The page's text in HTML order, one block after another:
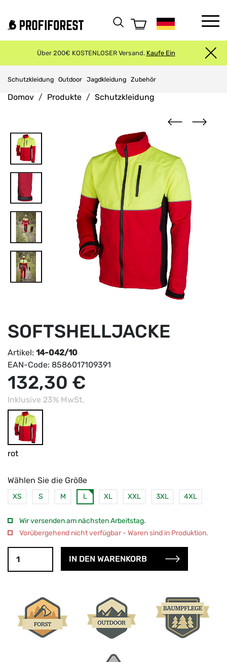
Über 200€ KOSTENLOSER Versand. Kaufe Ein
Schutzkleidung Outdoor Jagdkleidung Zubehör
Domov Produkte Schutzkleidung
SOFTSHELLJACKE
Artikel: 14-042/10
EAN-Code: 8586017109391
132,30 €
Inklusive 23% MwSt.
rot
Wählen Sie die Größe
XS S M L XL XXL 3XL 4XL
Wir versenden am nächsten Arbeitstag.
Vorübergehend nicht verfügbar - Waren sind in Produktion.